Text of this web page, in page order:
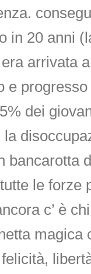
in 20 anni
arrivata
e
dei
bancarotta
le forze
c’ è
magica